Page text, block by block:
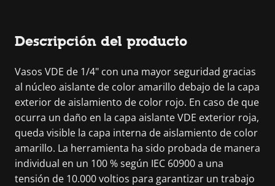
Descripción del producto
Vasos VDE de 1/4" con una mayor seguridad gracias
al núcleo aislante de color amarillo debajo de la capa
exterior de aislamiento de color rojo. En caso de que
ocurra un daño en la capa aislante VDE exterior roja,
queda visible la capa interna de aislamiento de color
amarillo. La herramienta ha sido probada de manera
individual en un 100 % según IEC 60900 a una
tensión de 10.000 voltios para garantizar un trabajo